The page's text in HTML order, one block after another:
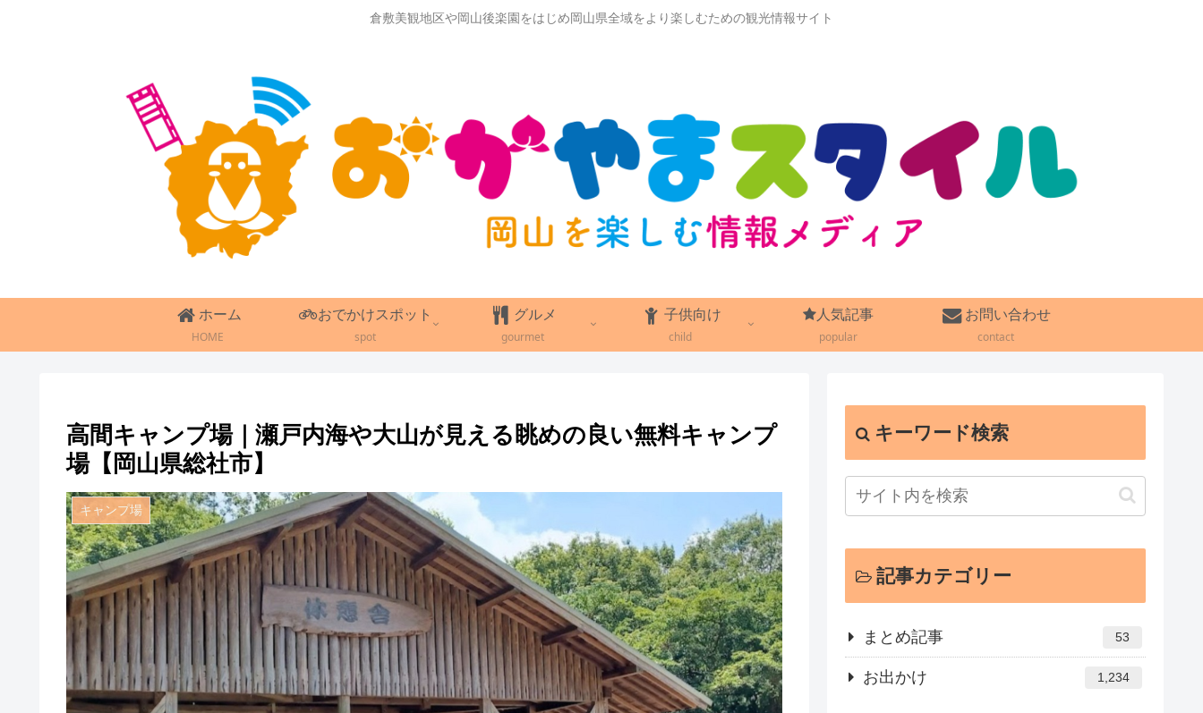
倉敷美観地区や岡山後楽園をはじめ岡山県全域をより楽しむための観光情報サイト
ホーム
HOME
おでかけスポット
spot
グルメ
gourmet
子供向け
child
人気記事
popular
お問い合わせ
contact
高間キャンプ場｜瀬戸内海や大山が見える眺めの良い無料キャンプ
場【岡山県総社市】
キャンプ場
キーワード検索
記事カテゴリー
まとめ記事 53
お出かけ 1,234